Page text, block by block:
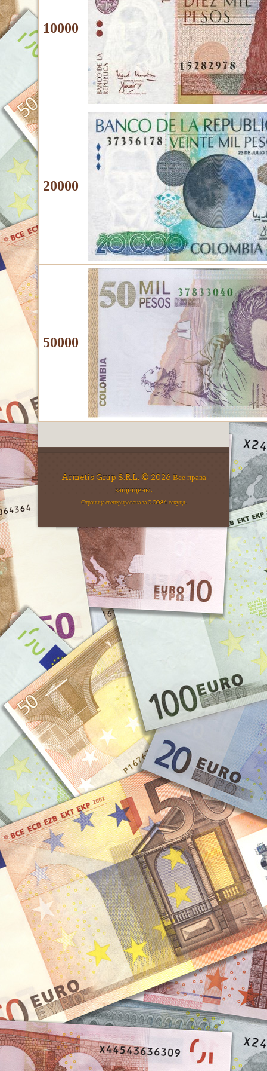
10000
20000
50000
Armetis Grup S.R.L. © 2026 Все права
защищены.
Страница сгенерирована за 0.0084 секунд.